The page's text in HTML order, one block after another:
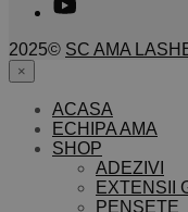
2025© SC AMA
×
ACASA
ECHIPA AMA
SHOP
ADEZIVI
EXTENSII
PENSETE